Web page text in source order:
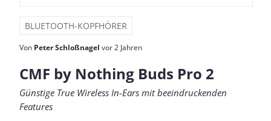
BLUETOOTH-KOPFHÖRER
Von Peter Schloßnagel vor 2 Jahren
CMF by Nothing Buds Pro 2
Günstige True Wireless In-Ears mit beeindruckenden
Features